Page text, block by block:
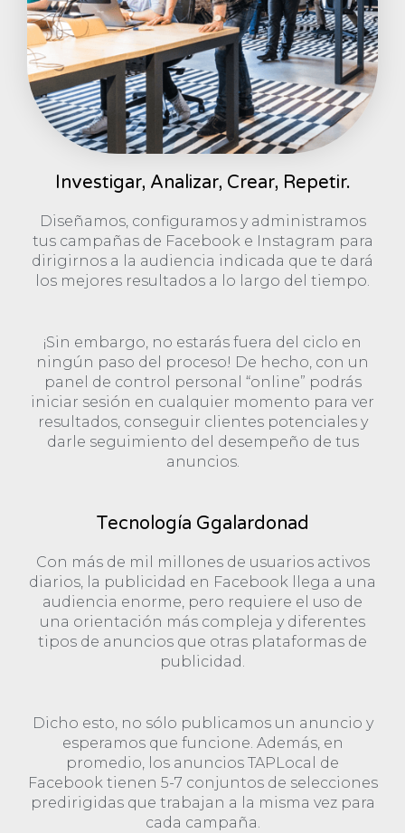
Tecnología Ggalardonad
Con más de mil millones de usuarios activos
diarios, la publicidad en Facebook llega a una
audiencia enorme, pero requiere el uso de
una orientación más compleja y diferentes
tipos de anuncios que otras plataformas de
publicidad.
Dicho esto, no sólo publicamos un anuncio y
esperamos que funcione. Además, en
promedio, los anuncios TAPLocal de
Facebook tienen 5-7 conjuntos de selecciones
predirigidas que trabajan a la misma vez para
cada campaña.
Investigar, Analizar, Crear, Repetir.
Diseñamos, configuramos y administramos
tus campañas de Facebook e Instagram para
dirigirnos a la audiencia indicada que te dará
los mejores resultados a lo largo del tiempo.
¡Sin embargo, no estarás fuera del ciclo en
ningún paso del proceso! De hecho, con un
panel de control personal “online” podrás
iniciar sesión en cualquier momento para ver
resultados, conseguir clientes potenciales y
darle seguimiento del desempeño de tus
anuncios.